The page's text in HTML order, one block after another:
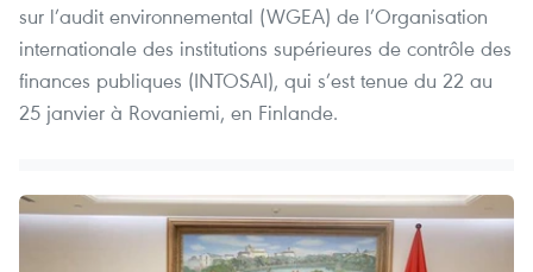
sur l’audit environnemental (WGEA) de l’Organisation
internationale des institutions supérieures de contrôle des
finances publiques (INTOSAI), qui s’est tenue du 22 au
25 janvier à Rovaniemi, en Finlande.